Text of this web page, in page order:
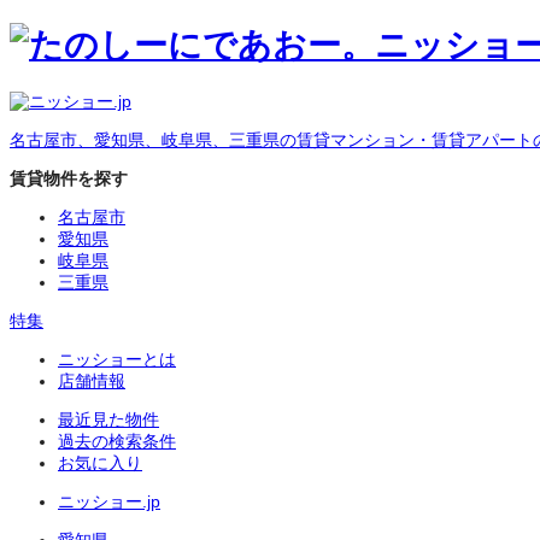
名古屋市、愛知県、岐阜県、三重県の賃貸マンション・賃貸アパート
賃貸物件を探す
名古屋市
愛知県
岐阜県
三重県
特集
ニッショーとは
店舗情報
最近見た物件
過去の検索条件
お気に入り
ニッショー.jp